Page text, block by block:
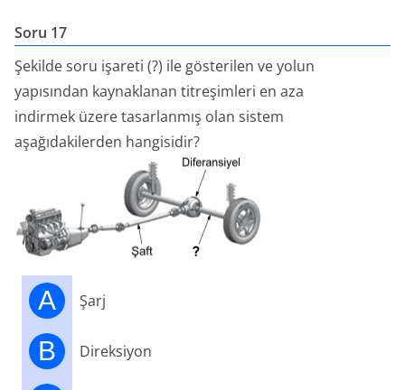
Soru 17
Şekilde soru işareti (?) ile gösterilen ve yolun
yapısından kaynaklanan titreşimleri en aza
indirmek üzere tasarlanmış olan sistem
aşağıdakilerden hangisidir?
A Şarj
B Direksiyon